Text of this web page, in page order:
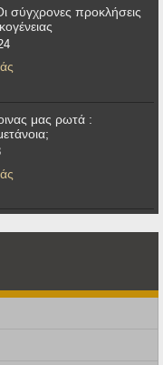
σύγχρονες προκλήσεις
μας ρωτά :